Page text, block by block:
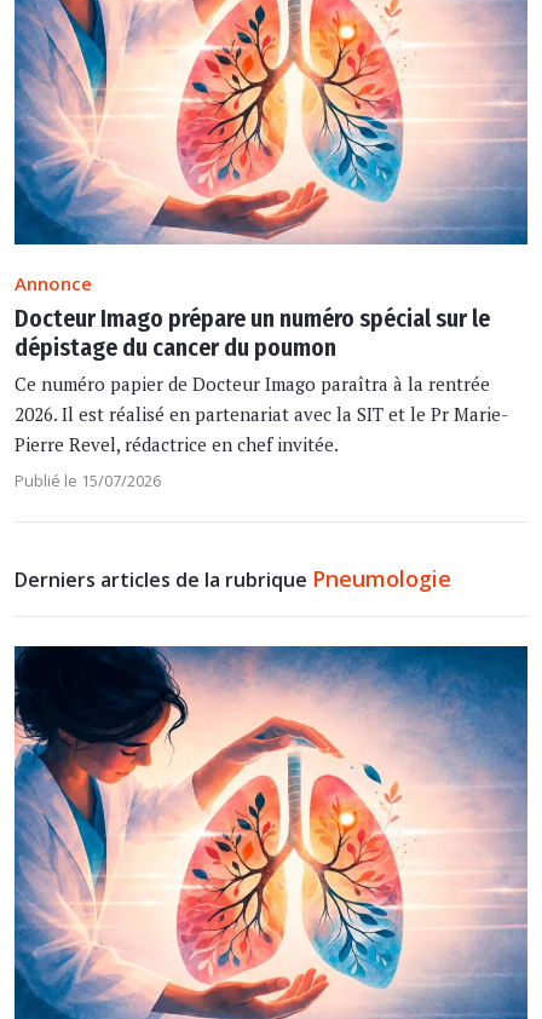
Annonce
Docteur Imago prépare un numéro spécial sur le
dépistage du cancer du poumon
Ce numéro papier de Docteur Imago paraîtra à la rentrée
2026. Il est réalisé en partenariat avec la SIT et le Pr Marie-
Pierre Revel, rédactrice en chef invitée.
Publié le 15/07/2026
Derniers articles de la rubrique Pneumologie